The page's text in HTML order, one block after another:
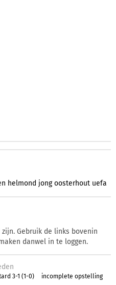
helmond jong oosterhout uefa
Gebruik de links bovenin
danwel in te loggen.
3-1 (1-0) incomplete opstelling